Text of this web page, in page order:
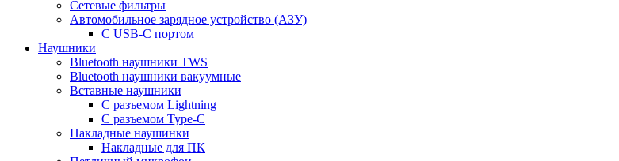
Сетевые фильтры
Автомобильное зарядное устройство (АЗУ)
C USB-C портом
Наушники
Bluetooth наушники TWS
Bluetooth наушники вакуумные
Вставные наушники
C разъемом Lightning
C разъемом Type-C
Накладные наушинки
Накладные для ПК